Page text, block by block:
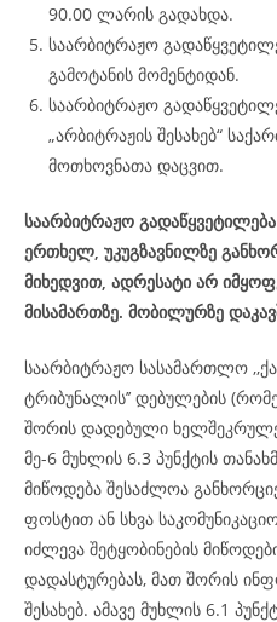
90.00 ლარის გადახდა.
საარბიტრაჟო
გამოტანის მომენტიდან.
საარბიტრაჟო
„არბიტრაჟის შესახებ“
მოთხოვნათა დაცვით.
საარბიტრაჟო გადაწყვეტილება
ერთხელ, უკუგზავნილზე
მიხედვით, ადრესატი არ
მისამართზე. მობილურზე
საარბიტრაჟო სასამართლო
ტრიბუნალის’’ დებულების
შორის დადებული
მე-6 მუხლის 6.3 პუნქტის
მიწოდება შესაძლოა
ფოსტით ან სხვა
იძლევა შეტყობინების
დადასტურებას, მათ შორის
შესახებ. ამავე მუხლის 6.1